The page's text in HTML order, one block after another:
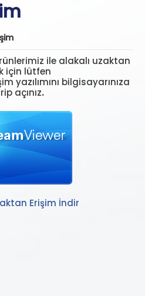
ile alakalı uzaktan
için lütfen
yazılımını bilgisayarınıza
açınız.
Erişim İndir